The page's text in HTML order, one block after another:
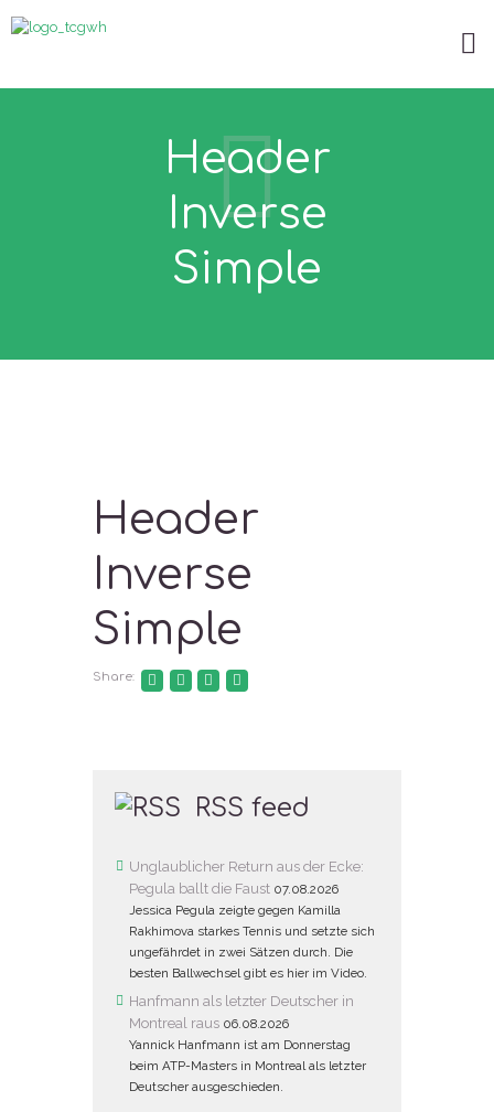
Header
Inverse
Simple
Header
Inverse
Simple
Share:
RSS feed
Unglaublicher Return aus der Ecke:
Pegula ballt die Faust 07.08.2026
Jessica Pegula zeigte gegen Kamilla
Rakhimova starkes Tennis und setzte sich
ungefährdet in zwei Sätzen durch. Die
besten Ballwechsel gibt es hier im Video.
Hanfmann als letzter Deutscher in
Montreal raus 06.08.2026
Yannick Hanfmann ist am Donnerstag
beim ATP-Masters in Montreal als letzter
Deutscher ausgeschieden.